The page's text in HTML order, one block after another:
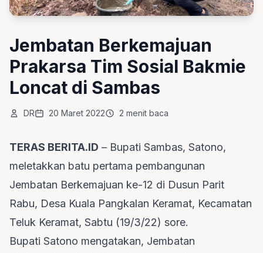
Jembatan Berkemajuan
Prakarsa Tim Sosial Bakmie
Loncat di Sambas
DR 20 Maret 2022 2 menit baca
TERAS BERITA.ID – Bupati Sambas, Satono,
meletakkan batu pertama pembangunan
Jembatan Berkemajuan ke-12 di Dusun Parit
Rabu, Desa Kuala Pangkalan Keramat, Kecamatan
Teluk Keramat, Sabtu (19/3/22) sore.
Bupati Satono mengatakan, Jembatan